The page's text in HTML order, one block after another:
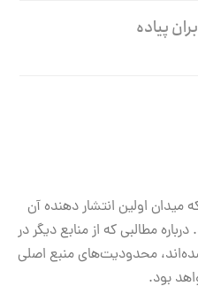
پیاده
میدان اولین انتشار دهنده آن
مطالبی که از منابع دیگر در
محدودیت‌های منبع اصلی
بود.